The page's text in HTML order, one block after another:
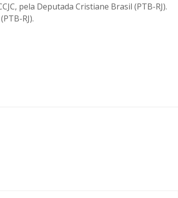
pela Deputada Cristiane Brasil (PTB-RJ).
RJ).